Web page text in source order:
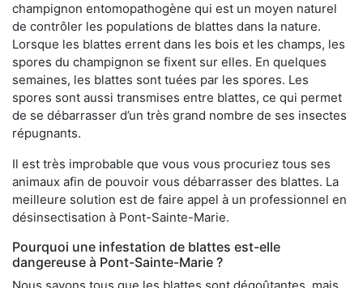
champignon entomopathogène qui est un moyen naturel
de contrôler les populations de blattes dans la nature.
Lorsque les blattes errent dans les bois et les champs, les
spores du champignon se fixent sur elles. En quelques
semaines, les blattes sont tuées par les spores. Les
spores sont aussi transmises entre blattes, ce qui permet
de se débarrasser d’un très grand nombre de ses insectes
répugnants.
Il est très improbable que vous vous procuriez tous ses
animaux afin de pouvoir vous débarrasser des blattes. La
meilleure solution est de faire appel à un professionnel en
désinsectisation à Pont-Sainte-Marie.
Pourquoi une infestation de blattes est-elle
dangereuse à Pont-Sainte-Marie ?